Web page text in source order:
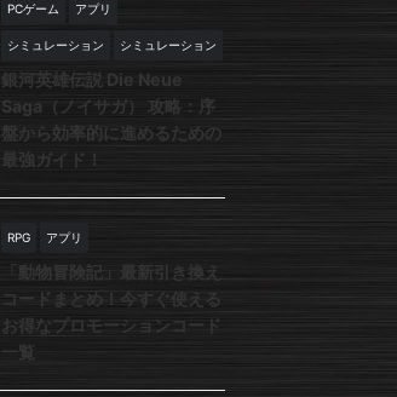
PCゲーム アプリ
シミュレーション シミュレーション
銀河英雄伝説 Die Neue
Saga（ノイサガ） 攻略：序
盤から効率的に進めるための
最強ガイド！
RPG アプリ
「動物冒険記」最新引き換え
コードまとめ！今すぐ使える
お得なプロモーションコード
一覧